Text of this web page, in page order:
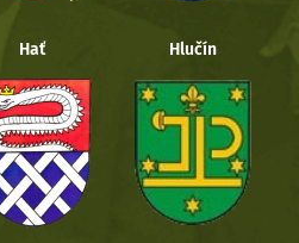
Hať Hlučín